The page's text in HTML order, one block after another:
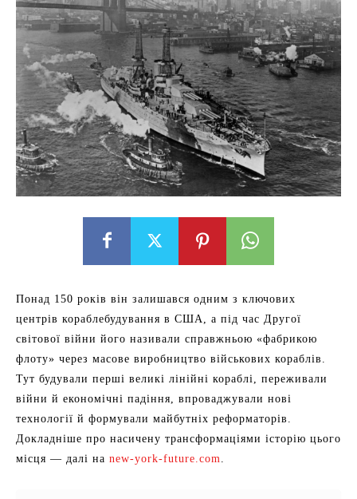
Понад 150 років він залишався одним з ключових
центрів кораблебудування в США, а під час Другої
світової війни його називали справжньою «фабрикою
флоту» через масове виробництво військових кораблів.
Тут будували перші великі лінійні кораблі, переживали
війни й економічні падіння, впроваджували нові
технології й формували майбутніх реформаторів.
Докладніше про насичену трансформаціями історію цього
місця — далі на new-york-future.com.